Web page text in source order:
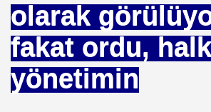
olarak
fakat ordu,
yönetimin
UYGULANDI-